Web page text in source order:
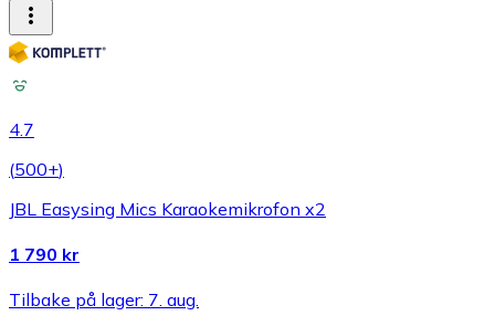
4.7
(500+)
JBL Easysing Mics Karaokemikrofon x2
1 790 kr
Tilbake på lager: 7. aug.